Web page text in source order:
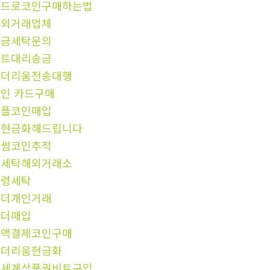
로코인구매하는법
거래업체
세탁문의
대리송금
리움전송대행
카드구매
코인매입
금화해드립니다
코인추적
탁해외거래소
세탁
개인거래
매입
결제코인구매
리움현금화